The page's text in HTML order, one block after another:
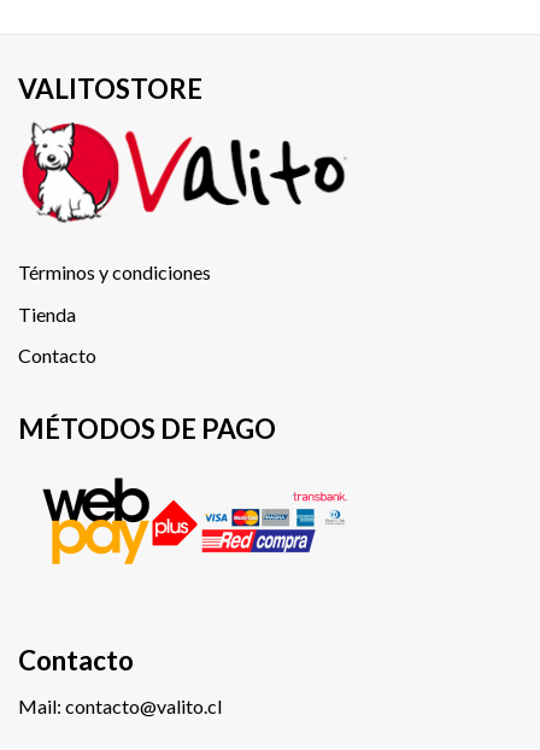
VALITOSTORE
Términos y condiciones
Tienda
Contacto
MÉTODOS DE PAGO
Contacto
Mail: contacto@valito.cl